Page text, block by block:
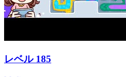
レベル 185